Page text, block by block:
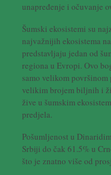
unapređenje i očuvanje
Šumski ekosistemi su
najvažnijih ekosistema
predstavljaju jedan od
regiona u Evropi. Ovo
samo velikom površinom
velikim brojem biljnih i
žive u šumskim
predjela.
Pošumljenost u
Srbiji do čak 61.5% u
što je znatno više od